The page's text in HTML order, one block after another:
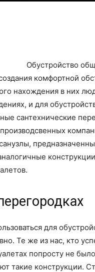
Обустройство
комфортной
нахождения в них
и для
сантехнические
для
Те же из нас, кто
попросту не
такие конструкции.